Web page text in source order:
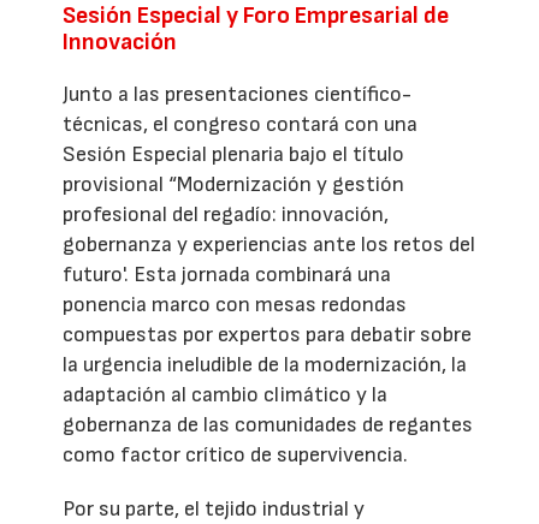
Sesión Especial y Foro Empresarial de
Innovación
Junto a las presentaciones científico-
técnicas, el congreso contará con una
Sesión Especial plenaria bajo el título
provisional “Modernización y gestión
profesional del regadío: innovación,
gobernanza y experiencias ante los retos del
futuro'. Esta jornada combinará una
ponencia marco con mesas redondas
compuestas por expertos para debatir sobre
la urgencia ineludible de la modernización, la
adaptación al cambio climático y la
gobernanza de las comunidades de regantes
como factor crítico de supervivencia.
Por su parte, el tejido industrial y